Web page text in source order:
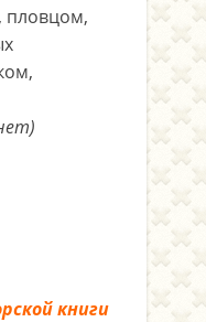
пловцом,
книги